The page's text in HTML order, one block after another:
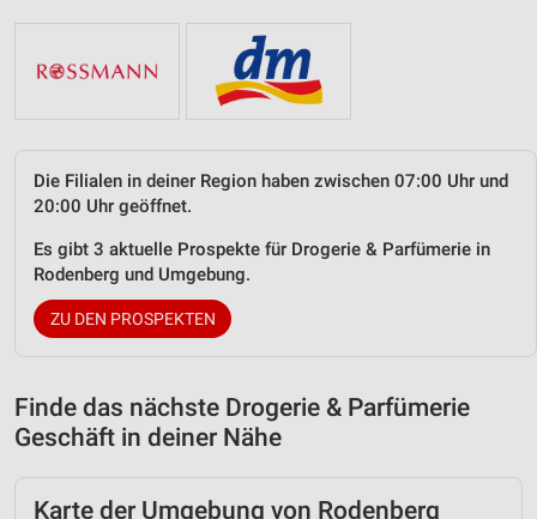
Die Filialen in deiner Region haben zwischen 07:00 Uhr und
20:00 Uhr geöffnet.
Es gibt 3 aktuelle Prospekte für Drogerie & Parfümerie in
Rodenberg und Umgebung.
ZU DEN PROSPEKTEN
Finde das nächste Drogerie & Parfümerie
Geschäft in deiner Nähe
Karte der Umgebung von Rodenberg